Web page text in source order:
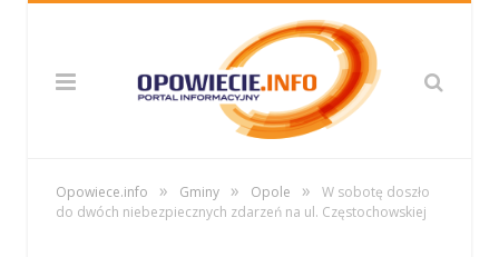
Opowiece.info » Gminy » Opole »
W sobotę doszło
do dwóch niebezpiecznych zdarzeń na ul. Częstochowskiej